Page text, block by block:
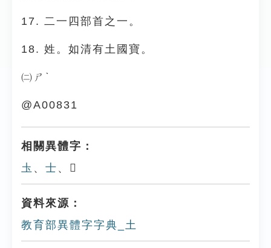
17. 二一四部首之一。
18. 姓。如清有土國寶。
㈡ㄕˋ
@A00831
相關異體字：
圡 、 士 、𡗓
資料來源：
教育部異體字字典_土